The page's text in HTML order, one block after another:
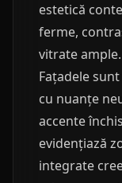
estetică
ferme,
vitrate ample.
Fațadele
cu nuanțe
accente
evidențiază
integrate